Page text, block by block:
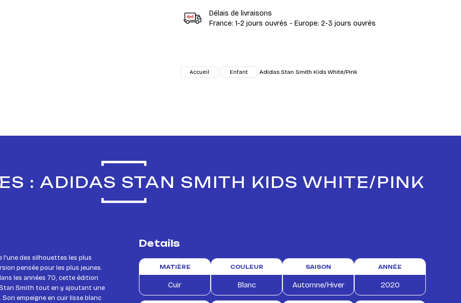
Délais de livraisons
France: 1-2 jours ouvrés - Europe: 2-3 jours ouvrés
Accueil Enfant Adidas Stan Smith Kids White/Pink
: ADIDAS STAN SMITH KIDS WHITE/PINK
l'une des silhouettes les plus
pensée pour les plus jeunes.
les années 70, cette édition
Smith tout en y ajoutant une
. Son empeigne en cuir lisse blanc
Details
MATIÈRE
Cuir
COULEUR
Blanc
SAISON
Automne/Hiver
ANNÉE
2020